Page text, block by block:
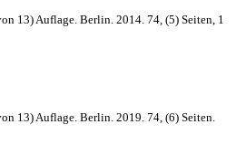
13) Auflage. Berlin. 2014. 74, (5) Seiten, 1
13) Auflage. Berlin. 2019. 74, (6) Seiten.